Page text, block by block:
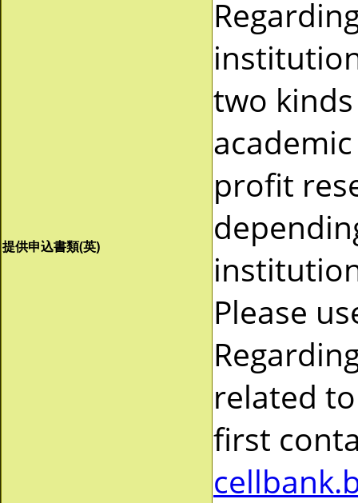
提供申込書類(英)
two
profit
Please
related
first